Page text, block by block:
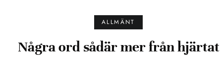
ALLMÄNT
Några ord sådär mer från hjärtat